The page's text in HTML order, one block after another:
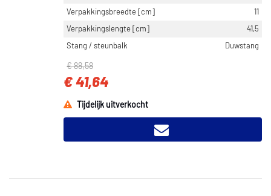
Verpakkingsbreedte [cm]
11
Verpakkingslengte [cm]
41,5
Stang / steunbalk
Duwstang
€ 88,58
€ 41,64
Tijdelijk uitverkocht